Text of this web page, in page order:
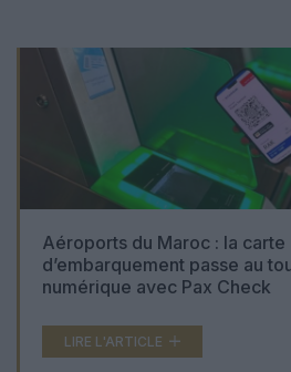
Aéroports du Maroc : la carte
d’embarquement passe au
numérique avec Pax Check
LIRE L'ARTICLE